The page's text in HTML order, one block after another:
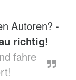
Autoren? -
richtig!
fahre